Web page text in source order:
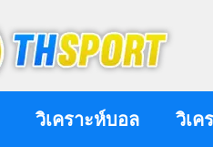
วิเคราะห์บอล วิเค